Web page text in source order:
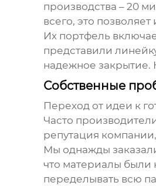
производства – 20
всего, это
Их портфель
представили
надежное закрытие.
Собственные
Переход от идеи к
Часто
репутация
Мы однажды
что материалы были
переделывать всю